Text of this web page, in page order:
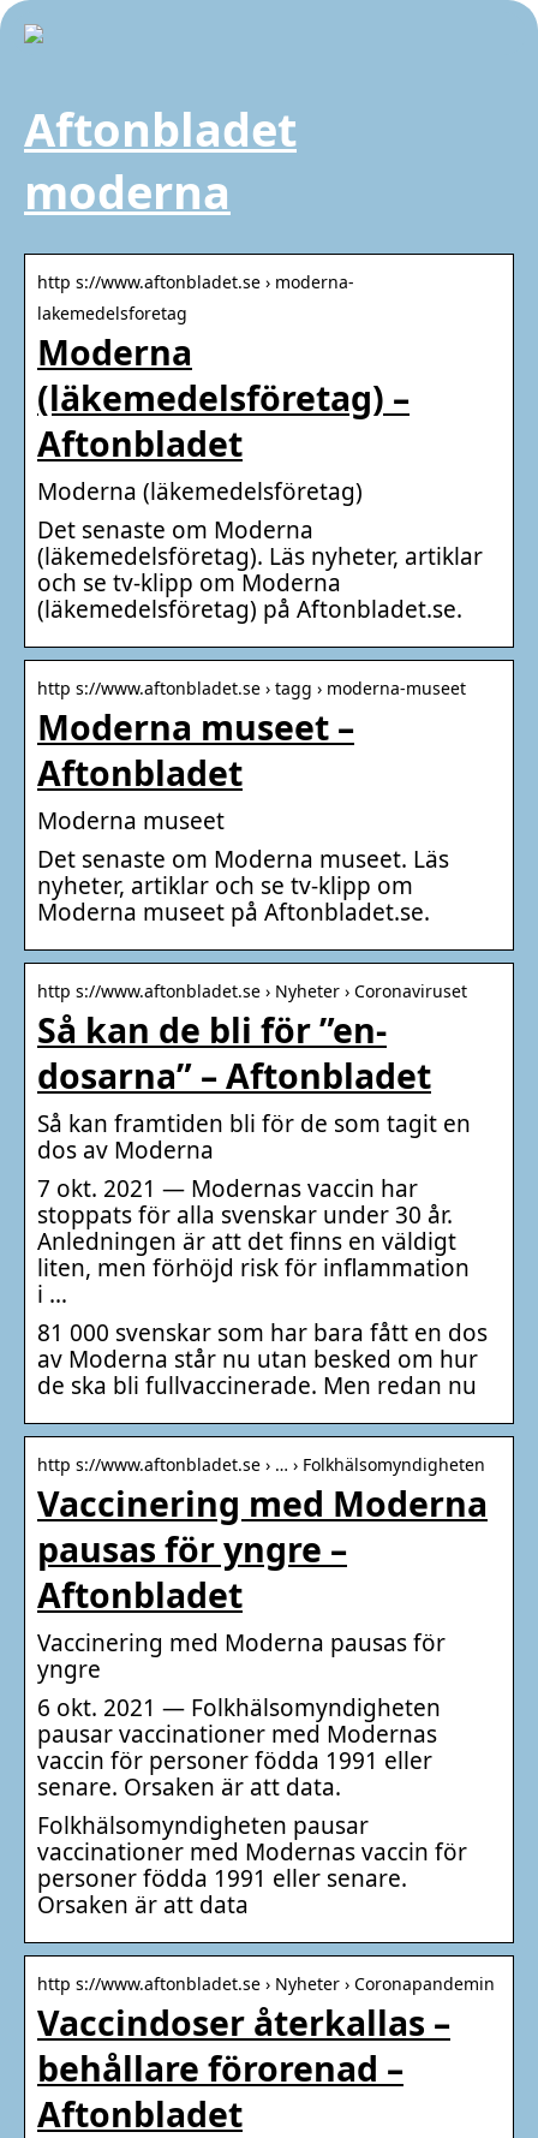
Aftonbladet
moderna
http s://www.aftonbladet.se › moderna-
lakemedelsforetag
Moderna
(läkemedelsföretag) –
Aftonbladet
Moderna (läkemedelsföretag)
Det senaste om Moderna
(läkemedelsföretag). Läs nyheter, artiklar
och se tv-klipp om Moderna
(läkemedelsföretag) på Aftonbladet.se.
http s://www.aftonbladet.se › tagg › moderna-museet
Moderna museet –
Aftonbladet
Moderna museet
Det senaste om Moderna museet. Läs
nyheter, artiklar och se tv-klipp om
Moderna museet på Aftonbladet.se.
http s://www.aftonbladet.se › Nyheter › Coronaviruset
Så kan de bli för ”en-
dosarna” – Aftonbladet
Så kan framtiden bli för de som tagit en
dos av Moderna
7 okt. 2021 — Modernas vaccin har
stoppats för alla svenskar under 30 år.
Anledningen är att det finns en väldigt
liten, men förhöjd risk för inflammation
i …
81 000 svenskar som har bara fått en dos
av Moderna står nu utan besked om hur
de ska bli fullvaccinerade. Men redan nu
http s://www.aftonbladet.se › … › Folkhälsomyndigheten
Vaccinering med Moderna
pausas för yngre –
Aftonbladet
Vaccinering med Moderna pausas för
yngre
6 okt. 2021 — Folkhälsomyndigheten
pausar vaccinationer med Modernas
vaccin för personer födda 1991 eller
senare. Orsaken är att data.
Folkhälsomyndigheten pausar
vaccinationer med Modernas vaccin för
personer födda 1991 eller senare.
Orsaken är att data
http s://www.aftonbladet.se › Nyheter › Coronapandemin
Vaccindoser återkallas –
behållare förorenad –
Aftonbladet